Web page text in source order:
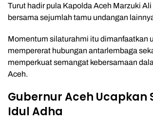
Turut hadir pula Kapolda Aceh Marzuki Ali
bersama sejumlah tamu undangan
Momentum silaturahmi itu dimanfaatkan
mempererat hubungan antarlembaga
memperkuat semangat kebersamaan
Aceh.
Gubernur Aceh Ucapkan
Idul Adha